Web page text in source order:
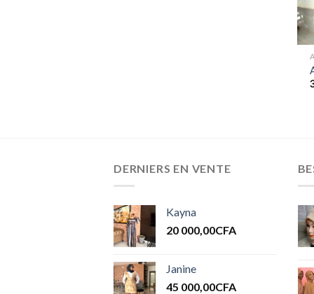
DERNIERS EN VENTE
Kayna
20 000,00CFA
Janine
45 000,00CFA